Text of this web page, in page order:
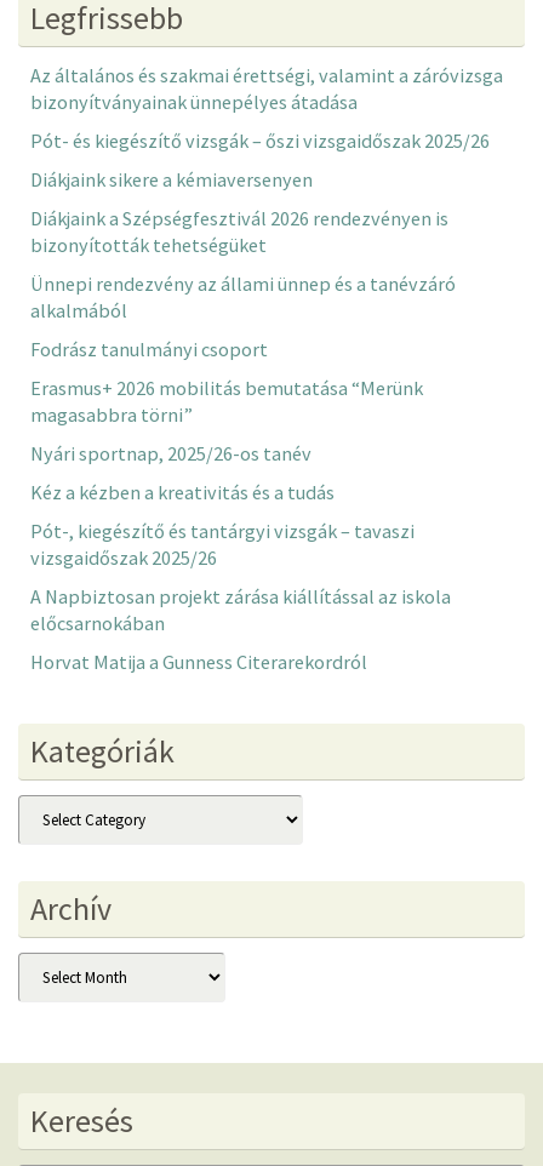
Legfrissebb
Az általános és szakmai érettségi, valamint a záróvizsga
bizonyítványainak ünnepélyes átadása
Pót- és kiegészítő vizsgák – őszi vizsgaidőszak 2025/26
Diákjaink sikere a kémiaversenyen
Diákjaink a Szépségfesztivál 2026 rendezvényen is
bizonyították tehetségüket
Ünnepi rendezvény az állami ünnep és a tanévzáró
alkalmából
Fodrász tanulmányi csoport
Erasmus+ 2026 mobilitás bemutatása “Merünk
magasabbra törni”
Nyári sportnap, 2025/26-os tanév
Kéz a kézben a kreativitás és a tudás
Pót-, kiegészítő és tantárgyi vizsgák – tavaszi
vizsgaidőszak 2025/26
A Napbiztosan projekt zárása kiállítással az iskola
előcsarnokában
Horvat Matija a Gunness Citerarekordról
Kategóriák
Kategóriák
Archív
Archív
Keresés